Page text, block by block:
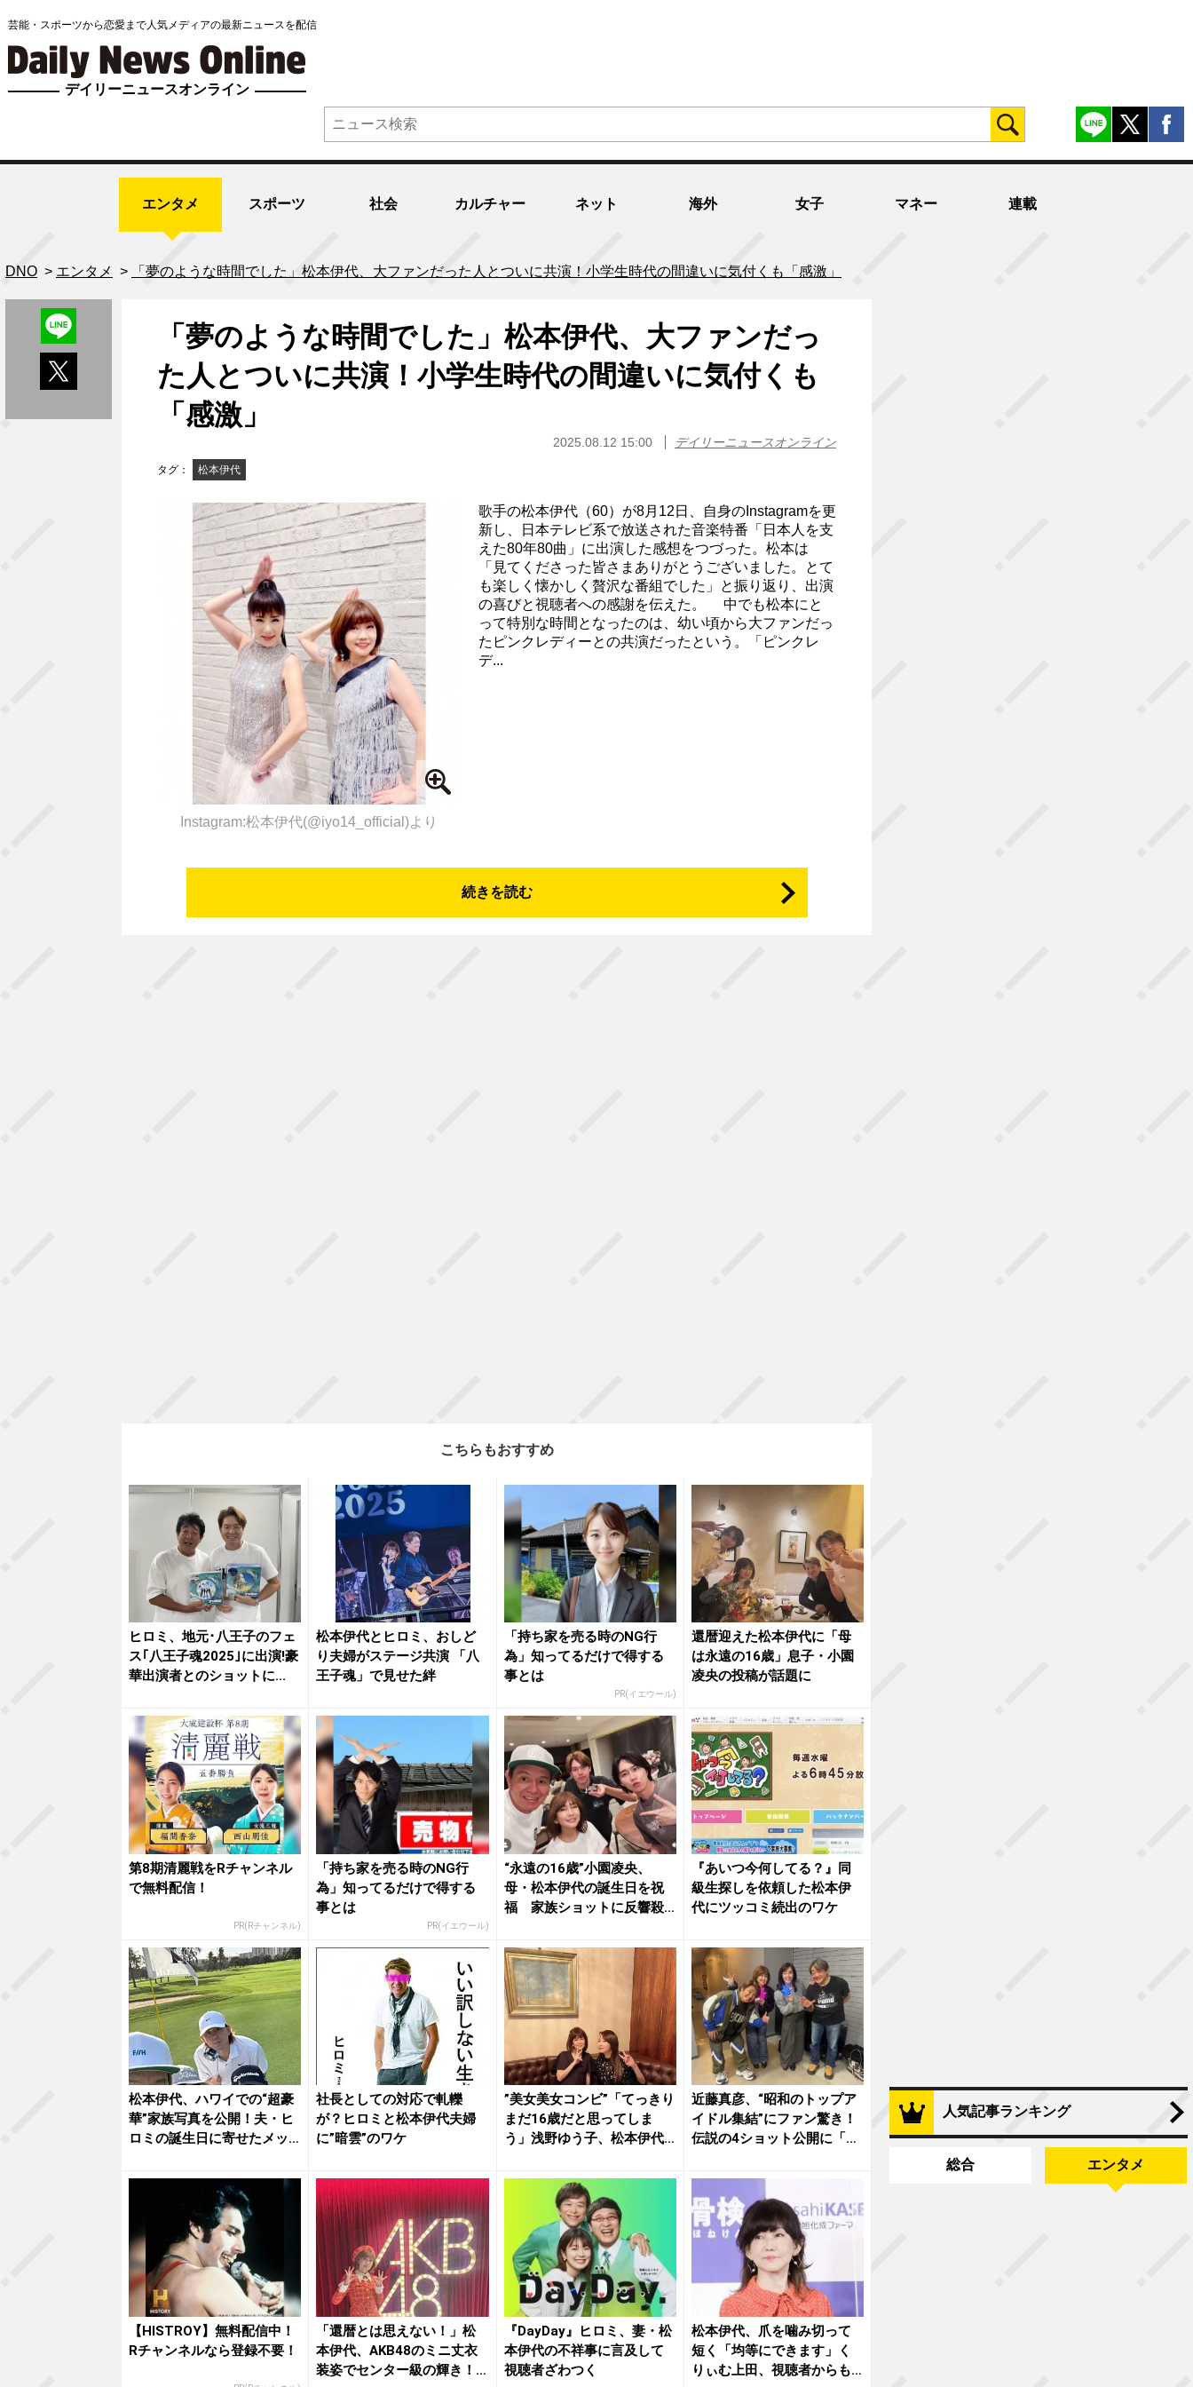
芸能・スポーツから恋愛まで人気メディアの最新ニュースを配信
デイリーニュースオンライン
エンタメ スポーツ 社会 カルチャー ネット 海外 女子 マネー 連載
DNO > エンタメ > 「夢のような時間でした」松本伊代、大ファンだった人とついに共演！小学生時代の間違いに気付くも「感激」
「夢のような時間でした」松本伊代、大ファンだっ
た人とついに共演！小学生時代の間違いに気付くも
「感激」
2025.08.12 15:00 デイリーニュースオンライン
タグ： 松本伊代
Instagram:松本伊代(@iyo14_official)より
歌手の松本伊代（60）が8月12日、自身のInstagramを更
新し、日本テレビ系で放送された音楽特番「日本人を支
えた80年80曲」に出演した感想をつづった。松本は
「見てくださった皆さまありがとうございました。とて
も楽しく懐かしく贅沢な番組でした」と振り返り、出演
の喜びと視聴者への感謝を伝えた。 中でも松本にと
って特別な時間となったのは、幼い頃から大ファンだっ
たピンクレディーとの共演だったという。「ピンクレ
デ...
続きを読む
こちらもおすすめ
ヒロミ、地元･八王子のフェ
ス｢八王子魂2025｣に出演!豪
華出演者とのショットに...
松本伊代とヒロミ、おしど
り夫婦がステージ共演 「八
王子魂」で見せた絆
「持ち家を売る時のNG行
為」知ってるだけで得する
事とは
PR(イエウール)
還暦迎えた松本伊代に「母
は永遠の16歳」息子・小園
凌央の投稿が話題に
第8期清麗戦をRチャンネル
で無料配信！
PR(Rチャンネル)
「持ち家を売る時のNG行
為」知ってるだけで得する
事とは
PR(イエウール)
“永遠の16歳”小園凌央、
母・松本伊代の誕生日を祝
福 家族ショットに反響殺
『あいつ今何してる？』同
級生探しを依頼した松本伊
代にツッコミ続出のワケ
松本伊代、ハワイでの“超豪
華”家族写真を公開！夫・ヒ
ロミの誕生日に寄せたメッ
社長としての対応で軋轢
が？ヒロミと松本伊代夫婦
に”暗雲”のワケ
”美女美女コンビ”「てっきり
まだ16歳だと思ってしま
う」浅野ゆう子、松本伊代
近藤真彦、“昭和のトップア
イドル集結”にファン驚き！
伝説の4ショット公開に「あ
【HISTROY】無料配信中！
Rチャンネルなら登録不要！
「還暦とは思えない！」松
本伊代、AKB48のミニ丈衣
装姿でセンター級の輝き！
『DayDay』ヒロミ、妻・松
本伊代の不祥事に言及して
視聴者ざわつく
松本伊代、爪を噛み切って
短く「均等にできます」く
りぃむ上田、視聴者からも
人気記事ランキング
総合 エンタメ